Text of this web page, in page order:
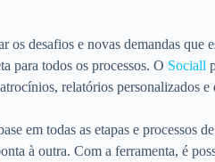
os desafios e novas demandas
para todos os processos. O Sociall
relatórios personalizados
em todas as etapas e processos
à outra. Com a ferramenta, é